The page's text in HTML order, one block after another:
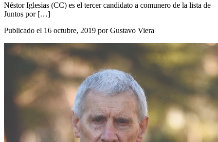
Néstor Iglesias (CC) es el tercer candidato a comunero de la lista de
Juntos por […]
Publicado el 16 octubre, 2019 por Gustavo Viera